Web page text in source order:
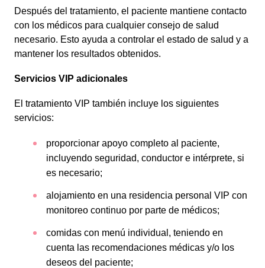
Después del tratamiento, el paciente mantiene contacto
con los médicos para cualquier consejo de salud
necesario. Esto ayuda a controlar el estado de salud y a
mantener los resultados obtenidos.
Servicios VIP adicionales
El tratamiento VIP también incluye los siguientes
servicios:
proporcionar apoyo completo al paciente,
incluyendo seguridad, conductor e intérprete, si
es necesario;
alojamiento en una residencia personal VIP con
monitoreo continuo por parte de médicos;
comidas con menú individual, teniendo en
cuenta las recomendaciones médicas y/o los
deseos del paciente;